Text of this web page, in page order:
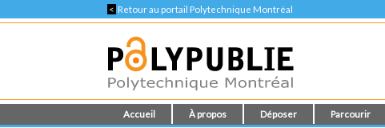
< Retour au portail Polytechnique Montréal
Accueil À propos Déposer Parcourir